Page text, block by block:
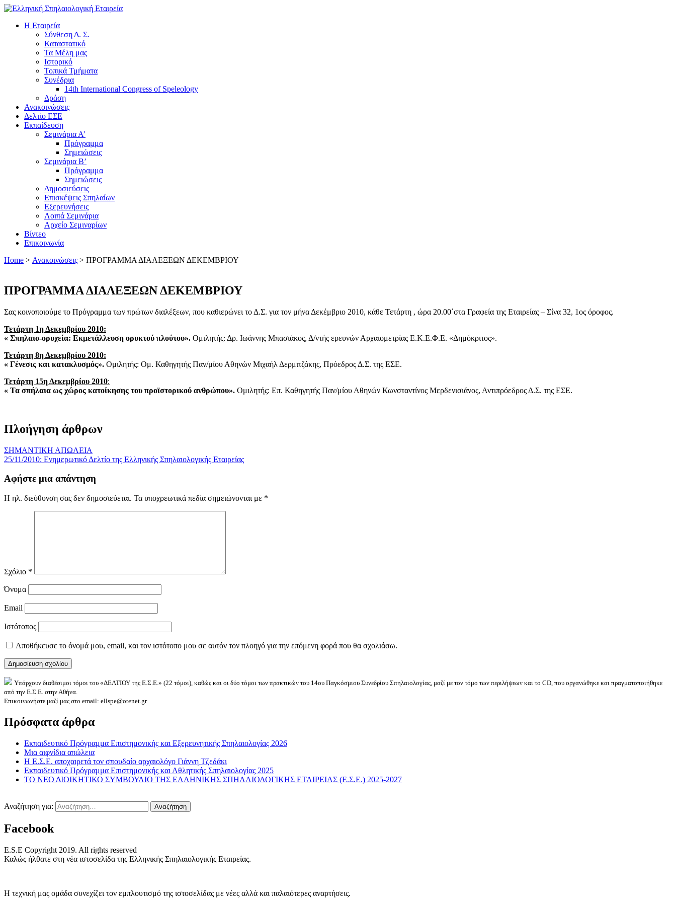
H Εταιρεία
Σύνθεση Δ. Σ.
Καταστατικό
Τα Μέλη μας
Ιστορικό
Τοπικά Τμήματα
Συνέδρια
14th International Congress of Speleology
Δράση
Ανακοινώσεις
Δελτίο ΕΣΕ
Εκπαίδευση
Σεμινάρια Α’
Πρόγραμμα
Σημειώσεις
Σεμινάρια Β’
Πρόγραμμα
Σημειώσεις
Δημοσιεύσεις
Επισκέψεις Σπηλαίων
Εξερευνήσεις
Λοιπά Σεμινάρια
Αρχείο Σεμιναρίων
Βίντεο
Επικοινωνία
Home > Ανακοινώσεις > ΠΡΟΓΡΑΜΜΑ ΔΙΑΛΕΞΕΩΝ ΔΕΚΕΜΒΡΙΟΥ
ΠΡΟΓΡΑΜΜΑ ΔΙΑΛΕΞΕΩΝ ΔΕΚΕΜΒΡΙΟΥ
Σας κοινοποιούμε το Πρόγραμμα των πρώτων διαλέξεων, που καθιερώνει το Δ.Σ. για τον μήνα Δεκέμβριο 2010, κάθε Τετάρτη , ώρα 20.00΄στα Γραφεία της Εταιρείας – Σίνα 32, 1ος όροφος.
Τετάρτη 1η Δεκεμβρίου 2010:
« Σπηλαιο-ορυχεία: Εκμετάλλευση ορυκτού πλούτου». Ομιλητής: Δρ. Ιωάννης Μπασιάκος, Δ/ντής ερευνών Αρχαιομετρίας Ε.Κ.Ε.Φ.Ε. «Δημόκριτος».
Τετάρτη 8η Δεκεμβρίου 2010:
« Γένεσις και κατακλυσμός». Ομιλητής: Ομ. Καθηγητής Παν/μίου Αθηνών Μιχαήλ Δερμιτζάκης, Πρόεδρος Δ.Σ. της ΕΣΕ.
Τετάρτη 15η Δεκεμβρίου 2010:
« Τα σπήλαια ως χώρος κατοίκησης του προϊστορικού ανθρώπου». Ομιλητής: Επ. Καθηγητής Παν/μίου Αθηνών Κωνσταντίνος Μερδενισιάνος, Αντιπρόεδρος Δ.Σ. της ΕΣΕ.
Πλοήγηση άρθρων
ΣΗΜΑΝΤΙΚΗ ΑΠΩΛΕΙΑ
25/11/2010: Ενημερωτικό Δελτίο της Ελληνικής Σπηλαιολογικής Εταιρείας
Αφήστε μια απάντηση
Η ηλ. διεύθυνση σας δεν δημοσιεύεται. Τα υποχρεωτικά πεδία σημειώνονται με *
Σχόλιο *
Όνομα
Email
Ιστότοπος
Αποθήκευσε το όνομά μου, email, και τον ιστότοπο μου σε αυτόν τον πλοηγό για την επόμενη φορά που θα σχολιάσω.
Υπάρχουν διαθέσιμοι τόμοι του «ΔΕΛΤΙΟΥ της Ε.Σ.Ε.» (22 τόμοι), καθώς και οι δύο τόμοι των πρακτικών του 14ου Παγκόσμιου Συνεδρίου Σπηλαιολογίας, μαζί με τον τόμο των περιλήψεων και το CD, που οργανώθηκε και πραγματοποιήθηκε
από την Ε.Σ.Ε. στην Αθήνα.
Επικοινωνήστε μαζί μας στο email: ellspe@otenet.gr
Πρόσφατα άρθρα
Εκπαιδευτικό Πρόγραμμα Επιστημονικής και Εξερευνητικής Σπηλαιολογίας 2026
Μια αιφνίδια απώλεια
Η Ε.Σ.Ε. αποχαιρετά τον σπουδαίο αρχαιολόγο Γιάννη Τζεδάκι
Εκπαιδευτικό Πρόγραμμα Επιστημονικής και Αθλητικής Σπηλαιολογίας 2025
ΤΟ ΝΕΟ ΔΙΟΙΚΗΤΙΚΟ ΣΥΜΒΟΥΛΙΟ ΤΗΣ ΕΛΛΗΝΙΚΗΣ ΣΠΗΛΑΙΟΛΟΓΙΚΗΣ ΕΤΑΙΡΕΙΑΣ (Ε.Σ.Ε.) 2025-2027
Αναζήτηση για:
Facebook
E.S.E Copyright 2019. All rights reserved
Καλώς ήλθατε στη νέα ιστοσελίδα της Ελληνικής Σπηλαιολογικής Εταιρείας.
Η τεχνική μας ομάδα συνεχίζει τον εμπλουτισμό της ιστοσελίδας με νέες αλλά και παλαιότερες αναρτήσεις.